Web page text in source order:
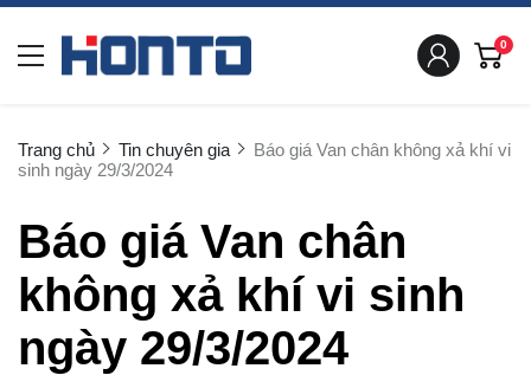
0
Trang chủ Tin chuyên gia
Báo giá Van chân không xả khí vi
sinh ngày 29/3/2024
Báo giá Van chân
không xả khí vi sinh
ngày 29/3/2024